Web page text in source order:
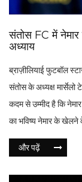
संतोस FC में नेमार
अध्याय
ब्राज़ीलियाई फुटबॉल
संतोस के अध्यक्ष मार्सेलो
कदम से उम्मीद है कि
का भविष्य नेमार के खेलने
ऊर्जावान प्रदर्शन के लिए
और पढ़ें